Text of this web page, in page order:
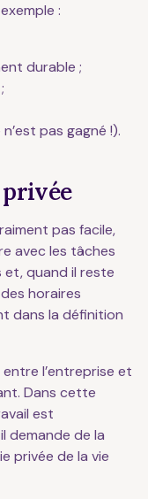
:
durable ;
pas gagné !).
pas facile,
avec les tâches
et, quand il reste
horaires
dans la définition
l’entreprise et
Dans cette
est
demande de la
privée de la vie